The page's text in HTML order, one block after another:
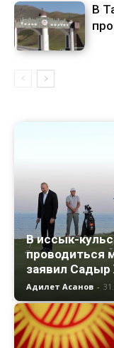
В
В иссык-
проводиться
заявил
Адилет Асанов -